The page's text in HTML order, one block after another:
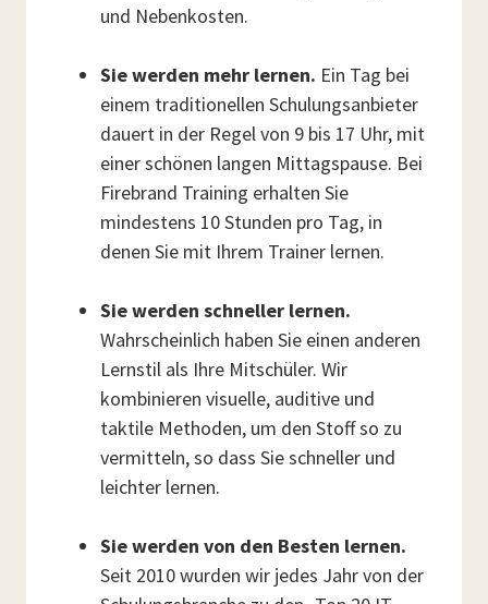
und Nebenkosten.
Sie werden mehr lernen. Ein Tag bei
einem traditionellen Schulungsanbieter
dauert in der Regel von 9 bis 17 Uhr, mit
einer schönen langen Mittagspause. Bei
Firebrand Training erhalten Sie
mindestens 10 Stunden pro Tag, in
denen Sie mit Ihrem Trainer lernen.
Sie werden schneller lernen.
Wahrscheinlich haben Sie einen anderen
Lernstil als Ihre Mitschüler. Wir
kombinieren visuelle, auditive und
taktile Methoden, um den Stoff so zu
vermitteln, so dass Sie schneller und
leichter lernen.
Sie werden von den Besten lernen.
Seit 2010 wurden wir jedes Jahr von der